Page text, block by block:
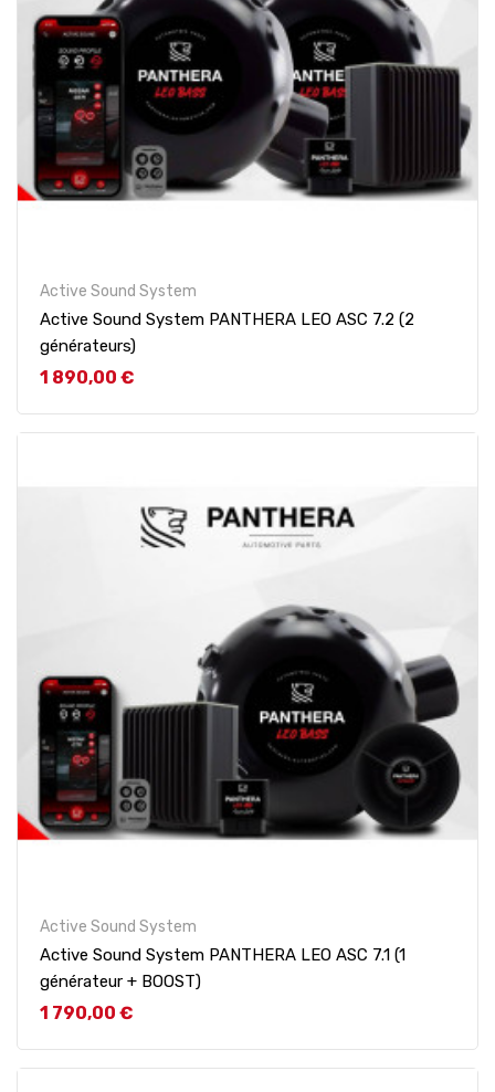
Active Sound System
Active Sound System PANTHERA LEO ASC 7.2 (2
générateurs)
Prix
1 890,00 €
Active Sound System
Active Sound System PANTHERA LEO ASC 7.1 (1
générateur + BOOST)
Prix
1 790,00 €